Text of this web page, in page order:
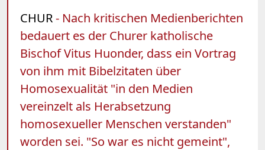
CHUR- Nach kritischen Medienberichten
bedauert es der Churer katholische
Bischof Vitus Huonder, dass ein Vortrag
von ihm mit Bibelzitaten über
Homosexualität "in den Medien
vereinzelt als Herabsetzung
homosexueller Menschen verstanden"
worden sei. "So war es nicht gemeint",